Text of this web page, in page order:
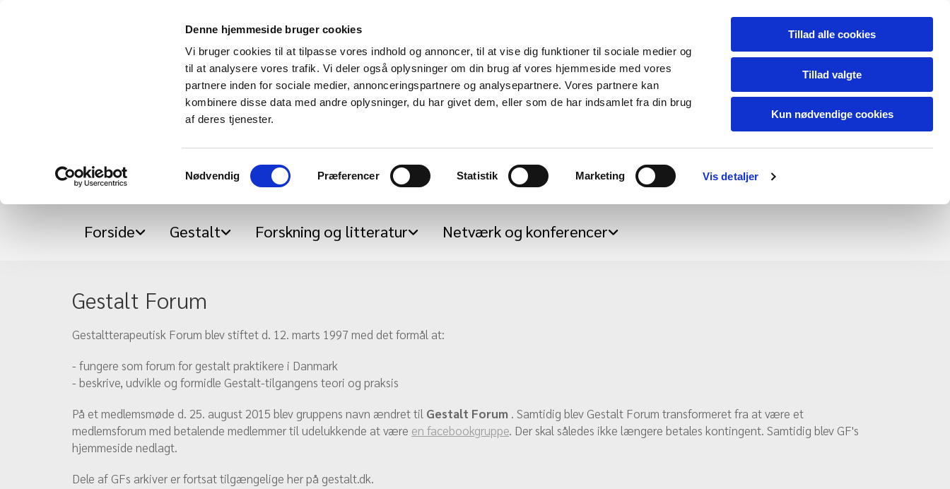
Denne hjemmeside bruger cookies
Vi bruger cookies til at tilpasse vores indhold og annoncer, til at vise dig funktioner til sociale medier og
til at analysere vores trafik. Vi deler også oplysninger om din brug af vores hjemmeside med vores
partnere inden for sociale medier, annonceringspartnere og analysepartnere. Vores partnere kan
kombinere disse data med andre oplysninger, du har givet dem, eller som de har indsamlet fra din brug
af deres tjenester.
Nødvendig Præferencer Statistik Marketing Vis detaljer
Tillad alle cookies
Tillad valgte
Kun nødvendige cookies
Center for Integrative Gestalt Practice - IGP
Forside Gestalt Forskning og litteratur Netværk og konferencer
Gestalt Forum
Gestaltterapeutisk Forum blev stiftet d. 12. marts 1997 med det formål at:
- fungere som forum for gestalt praktikere i Danmark
- beskrive, udvikle og formidle Gestalt-tilgangens teori og praksis
På et medlemsmøde d. 25. august 2015 blev gruppens navn ændret til Gestalt Forum . Samtidig blev Gestalt Forum transformeret fra at være et
medlemsforum med betalende medlemmer til udelukkende at være en facebookgruppe. Der skal således ikke længere betales kontingent. Samtidig blev GF's
hjemmeside nedlagt.
Dele af GFs arkiver er fortsat tilgængelige her på gestalt.dk.